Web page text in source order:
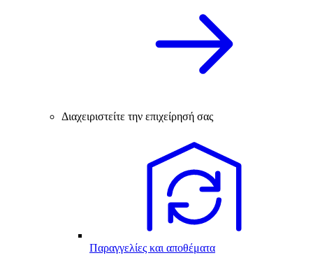
Διαχειριστείτε την επιχείρησή σας
Παραγγελίες και αποθέματα